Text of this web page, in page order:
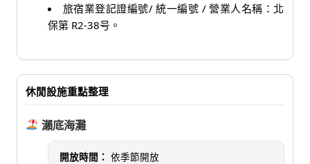
旅宿業登記證編號/ 統一編號 / 營業人名稱：北
保第 R2-38号。
休閒設施重點整理
瀨底海灘
開放時間： 依季節開放